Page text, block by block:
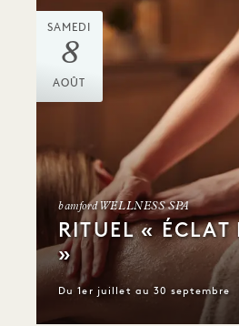
SAMEDI
8
AOÛT
bamford WELLNESS SPA
RITUEL « ÉCLAT
»
Du 1er juillet au 30 septembre